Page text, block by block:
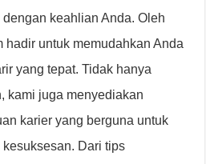
keahlian Anda. Oleh
hadir untuk memudahkan Anda
yang tepat. Tidak hanya
kami juga menyediakan
karier yang berguna untuk
Dari tips